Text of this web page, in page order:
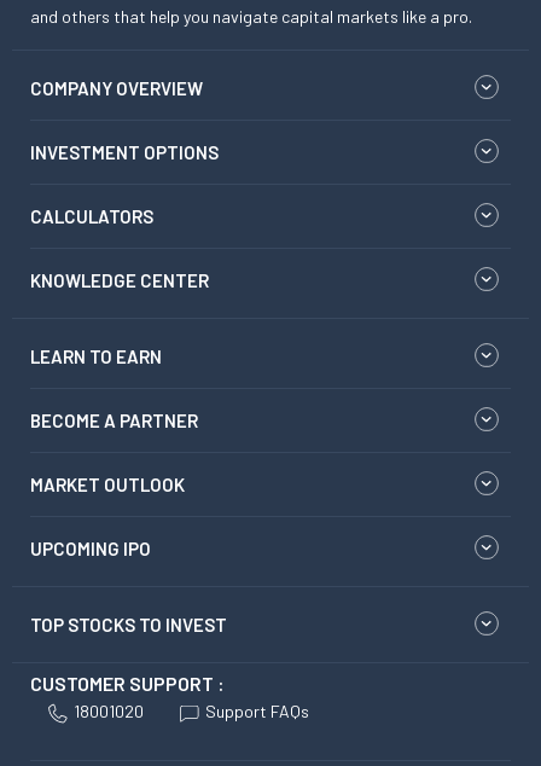
and others that help you navigate capital markets like a pro.
COMPANY OVERVIEW
INVESTMENT OPTIONS
CALCULATORS
KNOWLEDGE CENTER
LEARN TO EARN
BECOME A PARTNER
MARKET OUTLOOK
UPCOMING IPO
TOP STOCKS TO INVEST
CUSTOMER SUPPORT :
18001020 Support FAQs